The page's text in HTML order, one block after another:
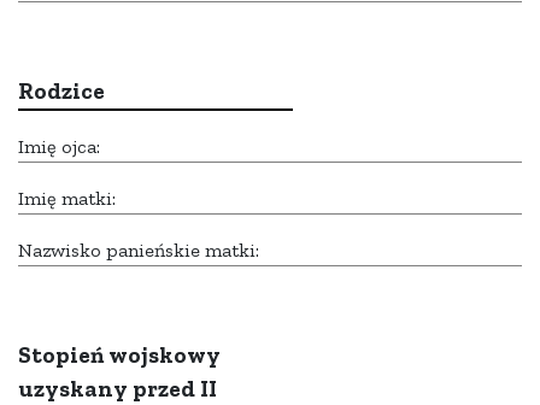
Rodzice
Imię ojca:
Imię matki:
Nazwisko panieńskie matki:
Stopień wojskowy
uzyskany przed II